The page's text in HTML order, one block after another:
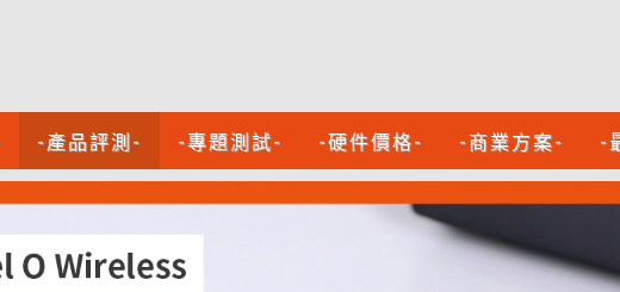
-產品評測- -專題測試- -硬件價格- -商業方案- -